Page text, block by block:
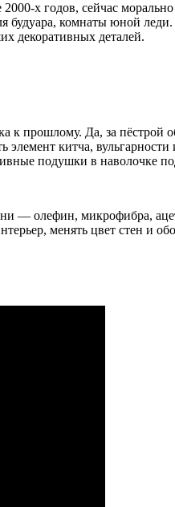
х годов, сейчас
будуара, комнаты юной
декоративных деталей.
к прошлому. Да, за
китча,
подушки в наволочке
— олефин, микрофибра,
менять цвет стен и